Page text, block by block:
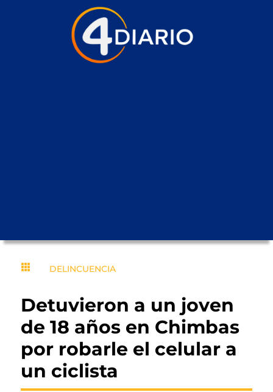
 DELINCUENCIA
Detuvieron a un joven
de 18 años en Chimbas
por robarle el celular a
un ciclista